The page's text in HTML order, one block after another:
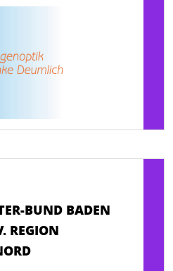
BUND BADEN
REGION